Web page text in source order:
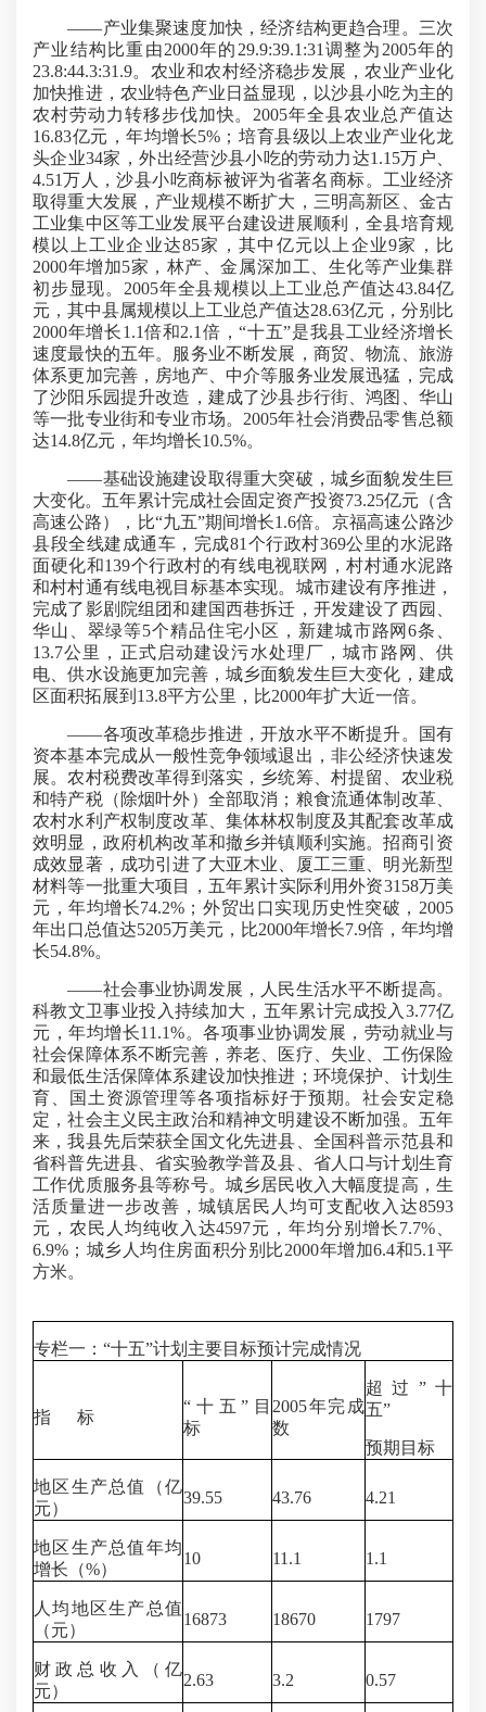
——产业集聚速度加快，经济结构更趋合理。三次
产业结构比重由2000年的29.9:39.1:31调整为2005年的
23.8:44.3:31.9。农业和农村经济稳步发展，农业产业化
加快推进，农业特色产业日益显现，以沙县小吃为主的
农村劳动力转移步伐加快。2005年全县农业总产值达
16.83亿元，年均增长5%；培育县级以上农业产业化龙
头企业34家，外出经营沙县小吃的劳动力达1.15万户、
4.51万人，沙县小吃商标被评为省著名商标。工业经济
取得重大发展，产业规模不断扩大，三明高新区、金古
工业集中区等工业发展平台建设进展顺利，全县培育规
模以上工业企业达85家，其中亿元以上企业9家，比
2000年增加5家，林产、金属深加工、生化等产业集群
初步显现。2005年全县规模以上工业总产值达43.84亿
元，其中县属规模以上工业总产值达28.63亿元，分别比
2000年增长1.1倍和2.1倍，“十五”是我县工业经济增长
速度最快的五年。服务业不断发展，商贸、物流、旅游
体系更加完善，房地产、中介等服务业发展迅猛，完成
了沙阳乐园提升改造，建成了沙县步行街、鸿图、华山
等一批专业街和专业市场。2005年社会消费品零售总额
达14.8亿元，年均增长10.5%。
——基础设施建设取得重大突破，城乡面貌发生巨
大变化。五年累计完成社会固定资产投资73.25亿元（含
高速公路），比“九五”期间增长1.6倍。京福高速公路沙
县段全线建成通车，完成81个行政村369公里的水泥路
面硬化和139个行政村的有线电视联网，村村通水泥路
和村村通有线电视目标基本实现。城市建设有序推进，
完成了影剧院组团和建国西巷拆迁，开发建设了西园、
华山、翠绿等5个精品住宅小区，新建城市路网6条、
13.7公里，正式启动建设污水处理厂，城市路网、供
电、供水设施更加完善，城乡面貌发生巨大变化，建成
区面积拓展到13.8平方公里，比2000年扩大近一倍。
——各项改革稳步推进，开放水平不断提升。国有
资本基本完成从一般性竞争领域退出，非公经济快速发
展。农村税费改革得到落实，乡统筹、村提留、农业税
和特产税（除烟叶外）全部取消；粮食流通体制改革、
农村水利产权制度改革、集体林权制度及其配套改革成
效明显，政府机构改革和撤乡并镇顺利实施。招商引资
成效显著，成功引进了大亚木业、厦工三重、明光新型
材料等一批重大项目，五年累计实际利用外资3158万美
元，年均增长74.2%；外贸出口实现历史性突破，2005
年出口总值达5205万美元，比2000年增长7.9倍，年均增
长54.8%。
——社会事业协调发展，人民生活水平不断提高。
科教文卫事业投入持续加大，五年累计完成投入3.77亿
元，年均增长11.1%。各项事业协调发展，劳动就业与
社会保障体系不断完善，养老、医疗、失业、工伤保险
和最低生活保障体系建设加快推进；环境保护、计划生
育、国土资源管理等各项指标好于预期。社会安定稳
定，社会主义民主政治和精神文明建设不断加强。五年
来，我县先后荣获全国文化先进县、全国科普示范县和
省科普先进县、省实验教学普及县、省人口与计划生育
工作优质服务县等称号。城乡居民收入大幅度提高，生
活质量进一步改善，城镇居民人均可支配收入达8593
元，农民人均纯收入达4597元，年均分别增长7.7%、
6.9%；城乡人均住房面积分别比2000年增加6.4和5.1平
方米。
专栏一：“十五”计划主要目标预计完成情况
指 标
“十五”目
标
2005年完成
数
超过”十
五”
预期目标
地区生产总值（亿
元）
39.55 43.76 4.21
地区生产总值年均
增长（%）
10 11.1 1.1
人均地区生产总值
（元）
16873 18670 1797
财政总收入（亿
元）
2.63 3.2 0.57